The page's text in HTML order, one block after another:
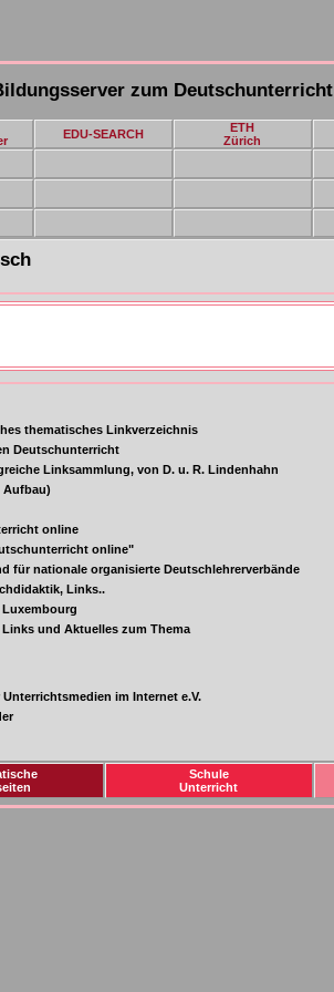
zum Deutschunterricht
EDU-SEARCH
ETH
Zürich
Schule
Unterricht